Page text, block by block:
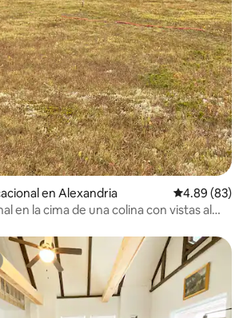
en Alexandria Calificación
4.89 (83)
en la cima de una colina con vistas al